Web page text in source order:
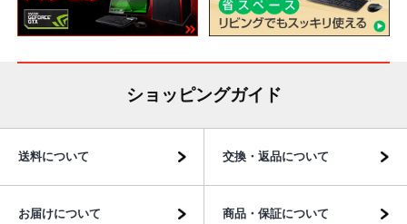
ショッピングガイド
送料について 交換・返品について
お届けについて 商品・保証について